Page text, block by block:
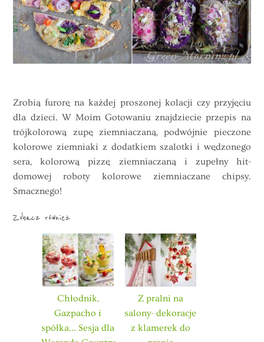
Zrobią furorę na każdej proszonej kolacji czy przyjęciu
dla dzieci. W Moim Gotowaniu znajdziecie przepis na
trójkolorową zupę ziemniaczaną, podwójnie pieczone
kolorowe ziemniaki z dodatkiem szalotki i wędzonego
sera, kolorową pizzę ziemniaczaną i zupełny hit-
domowej roboty kolorowe ziemniaczane chipsy.
Smacznego!
Zobacz również
Chłodnik,
Gazpacho i
spółka... Sesja dla
Z pralni na
salony- dekoracje
z klamerek do